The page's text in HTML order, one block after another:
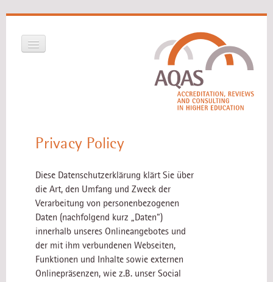
Main menu
Skip to primary content
Skip to secondary content
What is AQAS ARCH
Projects
Contact persons
Privacy Policy
Diese Datenschutzerklärung klärt Sie über
die Art, den Umfang und Zweck der
Verarbeitung von personenbezogenen
Daten (nachfolgend kurz „Daten“)
innerhalb unseres Onlineangebotes und
der mit ihm verbundenen Webseiten,
Funktionen und Inhalte sowie externen
Onlinepräsenzen, wie z.B. unser Social